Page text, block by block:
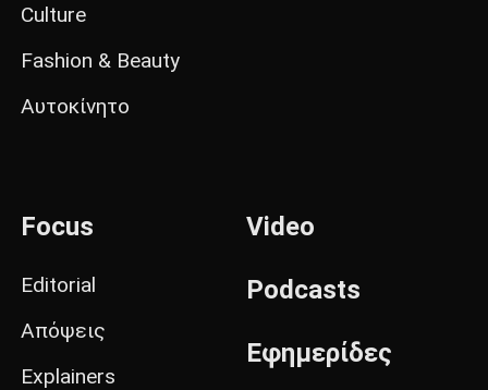
Culture
Fashion & Beauty
Αυτοκίνητο
Focus
Editorial
Απόψεις
Explainers
Video
Podcasts
Εφημερίδες